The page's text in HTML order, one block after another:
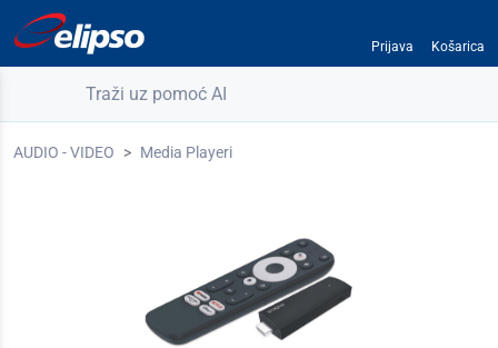
Prijava Košarica
Traži uz pomoć AI
AUDIO - VIDEO Media Playeri